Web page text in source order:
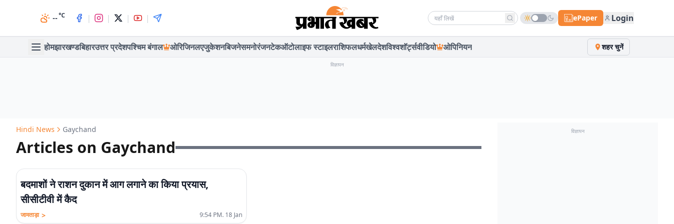
--°C | | | | Search news ePaper Login
होमझारखण्डबिहारउत्तर प्रदेशपश्चिम बंगाल ओरिजिनलएजुकेशनबिजनेसमनोरंजनटेकऑटोलाइफ स्टाइलराशिफलधर्मखेलदेशविश्वशॉर्ट्सवीडियो ओपिनियन शहर चुनें
विज्ञापन
Hindi News Gaychand
Articles on Gaychand
बदमाशों ने राशन दुकान में आग लगाने का किया प्रयास,
सीसीटीवी में कैद
जामताड़ा > 9:54 PM. 18 Jan
विज्ञापन